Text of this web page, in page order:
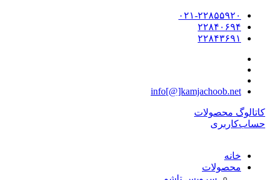
۰۲۱-۲۲۸۵۵۹۲۰
۲۲۸۴۰۶۹۴
۲۲۸۴۳۶۹۱
info[@]kamjachoob.net
کاتالوگ محصولات
حساب‌کاربری
خانه
محصولات